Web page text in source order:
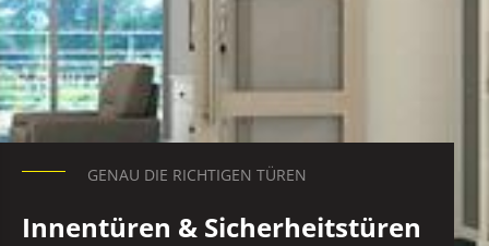
GENAU DIE RICHTIGEN TÜREN
Innentüren & Sicherheitstüren